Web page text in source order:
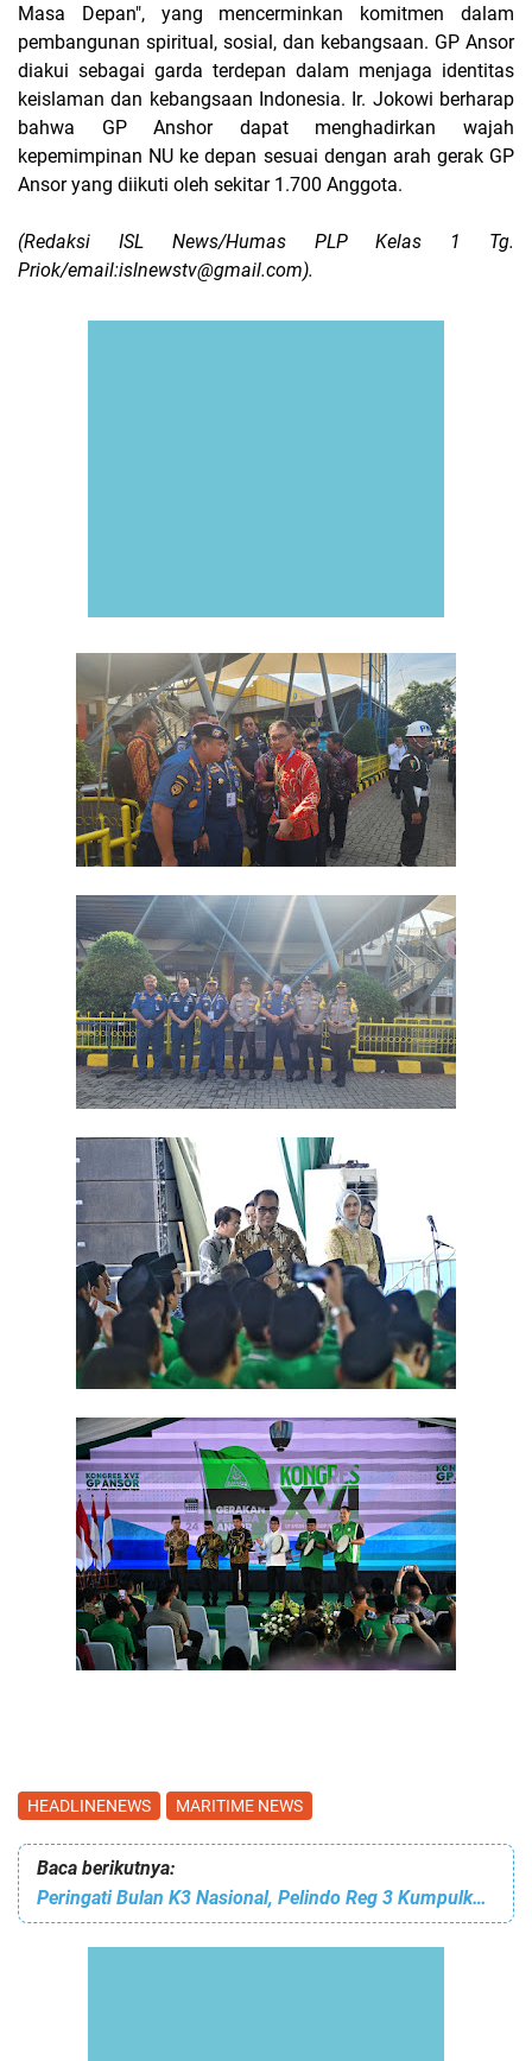
Masa Depan", yang mencerminkan komitmen dalam
pembangunan spiritual, sosial, dan kebangsaan. GP Ansor
diakui sebagai garda terdepan dalam menjaga identitas
keislaman dan kebangsaan Indonesia. Ir. Jokowi berharap
bahwa GP Anshor dapat menghadirkan wajah
kepemimpinan NU ke depan sesuai dengan arah gerak GP
Ansor yang diikuti oleh sekitar 1.700 Anggota.
(Redaksi ISL News/Humas PLP Kelas 1 Tg.
Priok/email:islnewstv@gmail.com).
HEADLINENEWS MARITIME NEWS
Baca berikutnya:
Peringati Bulan K3 Nasional, Pelindo Reg 3 Kumpulkan (171) Kantong Darah Untuk PMI